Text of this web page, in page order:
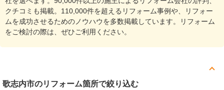
クチコミも掲載。110,000件を超えるリフォーム事例や、リフォー
ムを成功させるためのノウハウを多数掲載しています。リフォーム
をご検討の際は、ぜひご利用ください。
歌志内市のリフォーム箇所で絞り込む